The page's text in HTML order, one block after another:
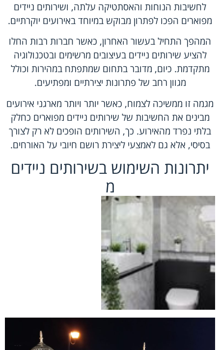
לחשיבות הנוחות והאסתטיקה עלתה, ושירותים ניידים
מפוארים הפכו לפתרון מבוקש במיוחד באירועים יוקרתיים.
המהפך התחיל בעשור האחרון, כאשר חברות רבות החלו
להציע שירותים ניידים בעיצובים מרשימים ובטכנולוגיה
מתקדמת. כיום, מדובר בתחום שמתפתח במהירות וכולל
מגוון רחב של פתרונות יצירתיים ומפתיעים.
מגמה זו ממשיכה לצמוח, כאשר יותר ויותר מארגני אירועים
מבינים את החשיבות של שירותים ניידים מפוארים כחלק
בלתי נפרד מהאירוע. כך, השירותים הופכים לא רק לצורך
בסיסי, אלא גם לאמצעי ליצירת רושם חיובי על האורחים.
יתרונות השימוש בשירותים ניידים
מ